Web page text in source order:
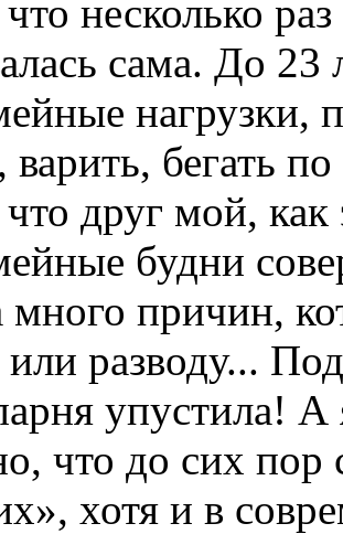
несколько
сама. До 23
нагрузки,
варить, бегать
друг мой, как
будни
много причин,
или разводу...
упустила!
что до сих пор
хотя и в